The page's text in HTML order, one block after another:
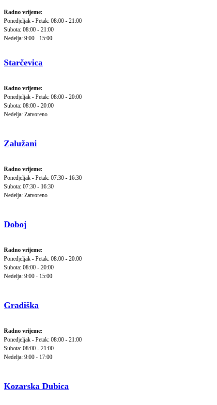
Radno vrijeme:
Ponedjeljak - Petak: 08:00 - 21:00
Subota: 08:00 - 21:00
Nedelja: 9:00 - 15:00
Starčevica
Radno vrijeme:
Ponedjeljak - Petak: 08:00 - 20:00
Subota: 08:00 - 20:00
Nedelja: Zatvoreno
Zalužani
Radno vrijeme:
Ponedjeljak - Petak: 07:30 - 16:30
Subota: 07:30 - 16:30
Nedelja: Zatvoreno
Doboj
Radno vrijeme:
Ponedjeljak - Petak: 08:00 - 20:00
Subota: 08:00 - 20:00
Nedelja: 9:00 - 15:00
Gradiška
Radno vrijeme:
Ponedjeljak - Petak: 08:00 - 21:00
Subota: 08:00 - 21:00
Nedelja: 9:00 - 17:00
Kozarska Dubica